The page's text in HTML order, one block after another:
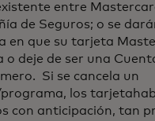
entre
de Seguros; o se
en que su tarjeta
o deje de ser una
Si se cancela un
los
con anticipación, tan